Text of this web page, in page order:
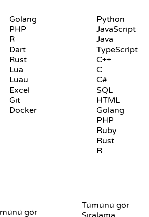
Golang
PHP
R
Dart
Rust
Lua
Luau
Excel
Git
Docker
Python
JavaScript
Java
TypeScript
C++
C
C#
SQL
HTML
Golang
PHP
Ruby
Rust
R
gör
Tümünü gör